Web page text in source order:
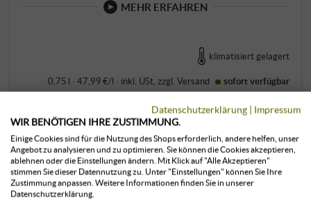
MEHR ERFAHREN
klimatisiert gelagert
0,75 l · 47,99 €/l · inkl. USt, zzgl.Versand sofort verfügbar
39,00 € 35,99 €
+
–
KAUFEN
Datenschutzerklärung | Impressum
WIR BENÖTIGEN IHRE ZUSTIMMUNG.
Einige Cookies sind für die Nutzung des Shops erforderlich, andere helfen, unser
Angebot zu analysieren und zu optimieren. Sie können die Cookies akzeptieren,
ablehnen oder die Einstellungen ändern. Mit Klick auf "Alle Akzeptieren"
stimmen Sie dieser Datennutzung zu. Unter "Einstellungen" können Sie Ihre
Zustimmung anpassen. Weitere Informationen finden Sie in unserer
Datenschutzerklärung.